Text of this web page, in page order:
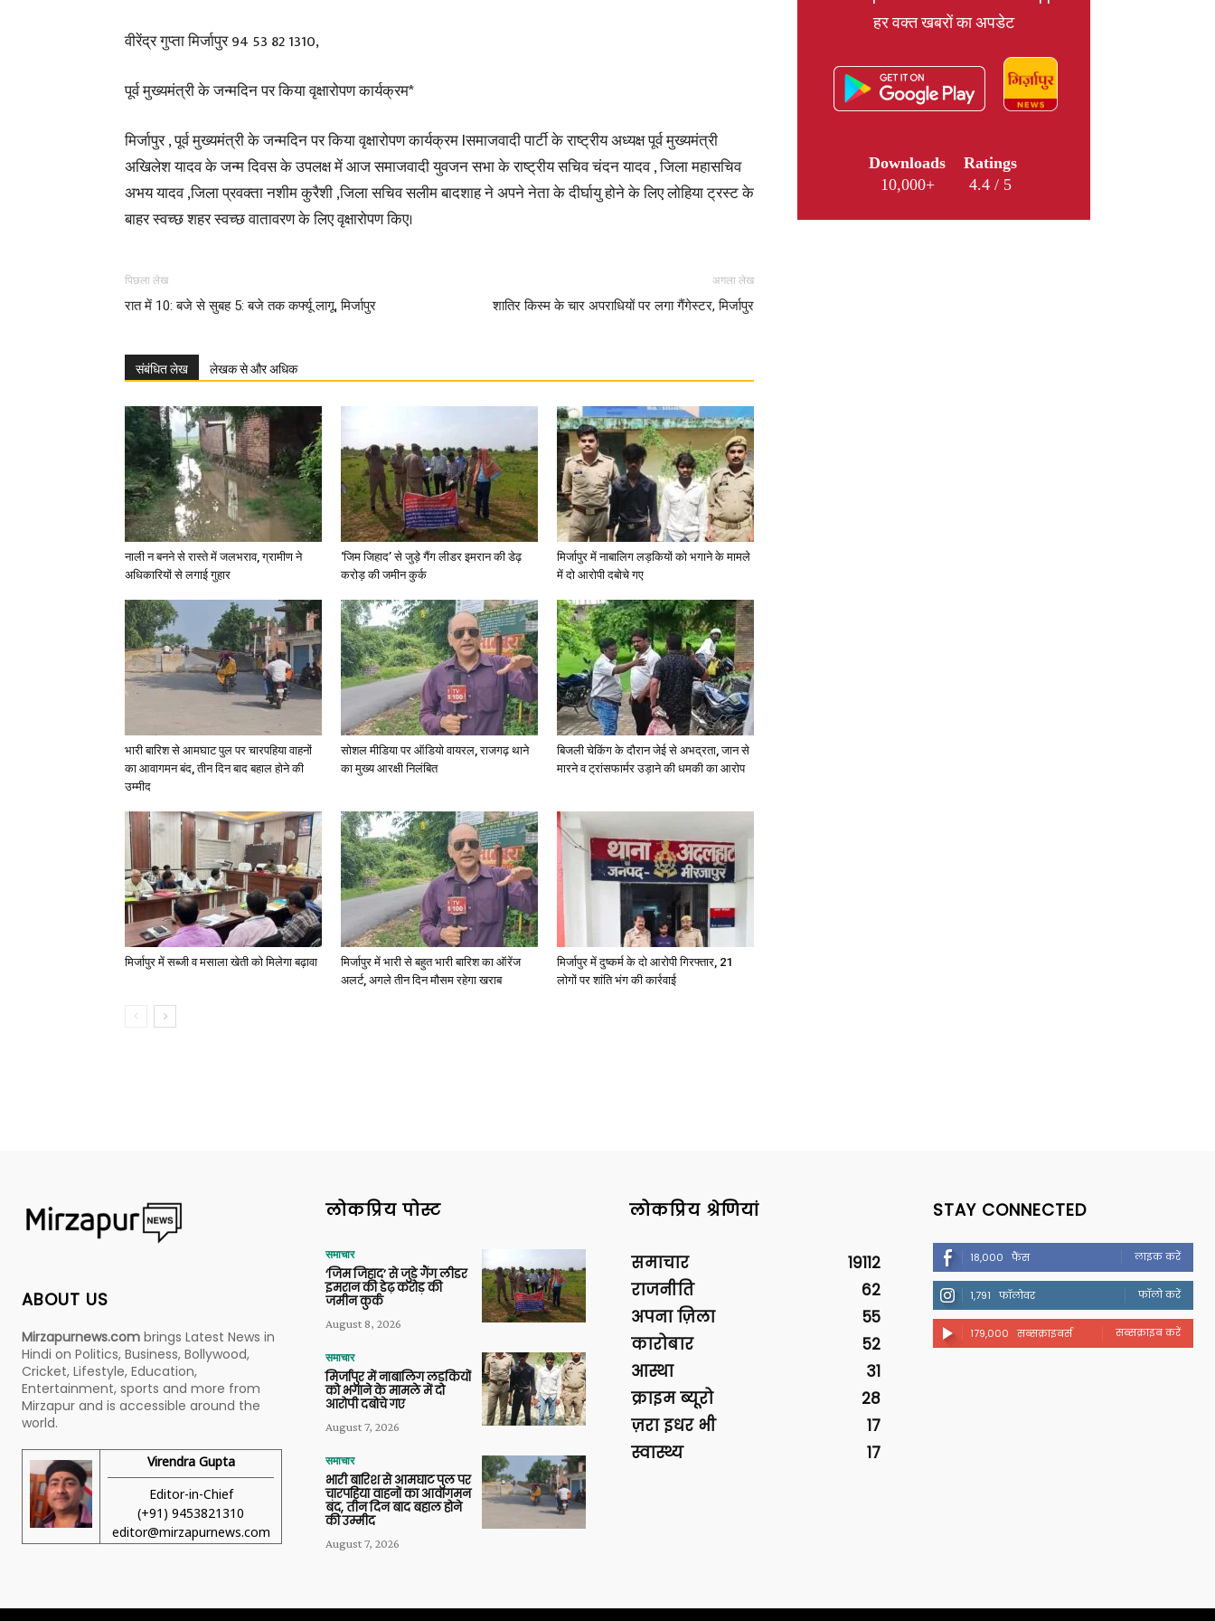
in
Hindi,
Today
Hindi
News
वीरेंद्र गुप्ता मिर्जापुर 94 53 82 1310,
पूर्व मुख्यमंत्री के जन्मदिन पर किया वृक्षारोपण कार्यक्रम*
मिर्जापुर , पूर्व मुख्यमंत्री के जन्मदिन पर किया वृक्षारोपण कार्यक्रम lसमाजवादी पार्टी के राष्ट्रीय अध्यक्ष पूर्व मुख्यमंत्री
अखिलेश यादव के जन्म दिवस के उपलक्ष में आज समाजवादी युवजन सभा के राष्ट्रीय सचिव चंदन यादव , जिला महासचिव
अभय यादव ,जिला प्रवक्ता नशीम कुरैशी ,जिला सचिव सलीम बादशाह ने अपने नेता के दीर्घायु होने के लिए लोहिया ट्रस्ट के
बाहर स्वच्छ शहर स्वच्छ वातावरण के लिए वृक्षारोपण किए।
पिछला लेख
रात में 10: बजे से सुबह 5: बजे तक कर्फ्यू लागू, मिर्जापुर
अगला लेख
शातिर किस्म के चार अपराधियों पर लगा गैंगेस्टर, मिर्जापुर
संबंधित लेख लेखक से और अधिक
नाली न बनने से रास्ते में जलभराव, ग्रामीण ने
अधिकारियों से लगाई गुहार
‘जिम जिहाद’ से जुड़े गैंग लीडर इमरान की डेढ़
करोड़ की जमीन कुर्क
मिर्जापुर में नाबालिग लड़कियों को भगाने के मामले
में दो आरोपी दबोचे गए
भारी बारिश से आमघाट पुल पर चारपहिया वाहनों
का आवागमन बंद, तीन दिन बाद बहाल होने की
उम्मीद
सोशल मीडिया पर ऑडियो वायरल, राजगढ़ थाने
का मुख्य आरक्षी निलंबित
बिजली चेकिंग के दौरान जेई से अभद्रता, जान से
मारने व ट्रांसफार्मर उड़ाने की धमकी का आरोप
मिर्जापुर में सब्जी व मसाला खेती को मिलेगा बढ़ावा
मिर्जापुर में भारी से बहुत भारी बारिश का ऑरेंज
अलर्ट, अगले तीन दिन मौसम रहेगा खराब
मिर्जापुर में दुष्कर्म के दो आरोपी गिरफ्तार, 21
लोगों पर शांति भंग की कार्रवाई
हर वक्त खबरों का अपडेट
Downloads
10,000+
Ratings
4.4 / 5
ABOUT US
Mirzapurnews.com brings Latest News in
Hindi on Politics, Business, Bollywood,
Cricket, Lifestyle, Education,
Entertainment, sports and more from
Mirzapur and is accessible around the
world.
Virendra Gupta
Editor-in-Chief
(+91) 9453821310
editor@mirzapurnews.com
लोकप्रिय पोस्ट
समाचार
‘जिम जिहाद’ से जुड़े गैंग लीडर
इमरान की डेढ़ करोड़ की
जमीन कुर्क
August 8, 2026
समाचार
मिर्जापुर में नाबालिग लड़कियों
को भगाने के मामले में दो
आरोपी दबोचे गए
August 7, 2026
समाचार
भारी बारिश से आमघाट पुल पर
चारपहिया वाहनों का आवागमन
बंद, तीन दिन बाद बहाल होने
की उम्मीद
August 7, 2026
लोकप्रिय श्रेणियां
समाचार
19112
राजनीति
62
अपना ज़िला
55
कारोबार
52
आस्था
31
क्राइम ब्यूरो
28
ज़रा इधर भी
17
स्वास्थ्य
17
STAY CONNECTED
18,000 फैंस लाइक करें
1,791 फॉलोवर फॉलो करें
179,000 सब्सक्राइबर्स सब्सक्राइब करें